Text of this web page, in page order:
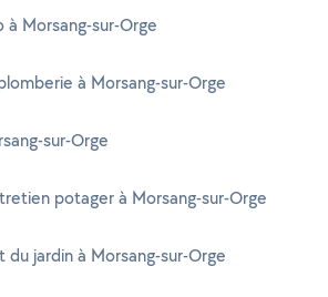
à Morsang-sur-Orge
à Morsang-sur-Orge
sur-Orge
potager à Morsang-sur-Orge
du jardin à Morsang-sur-Orge